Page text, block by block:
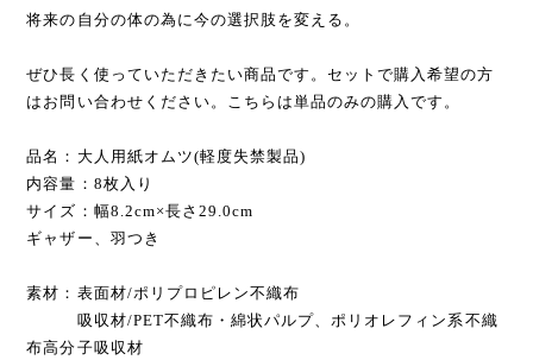
将来の自分の体の為に今の選択肢を変える。
ぜひ長く使っていただきたい商品です。セットで購入希望の方
はお問い合わせください。こちらは単品のみの購入です。
品名：大人用紙オムツ(軽度失禁製品)
内容量：8枚入り
サイズ：幅8.2cm×長さ29.0cm
ギャザー、羽つき
素材：表面材/ポリプロピレン不織布
吸収材/PET不織布・綿状パルプ、ポリオレフィン系不織
布高分子吸収材